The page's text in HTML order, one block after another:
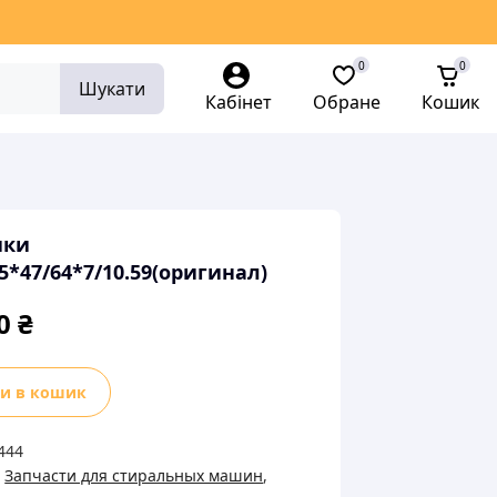
Шукати
Кабінет Обране
0
Кошик
0
64*7/10.59(оригинал)
₴
64*7/10.59(оригинал)
в кошик
Запчасти для стиральных машин,